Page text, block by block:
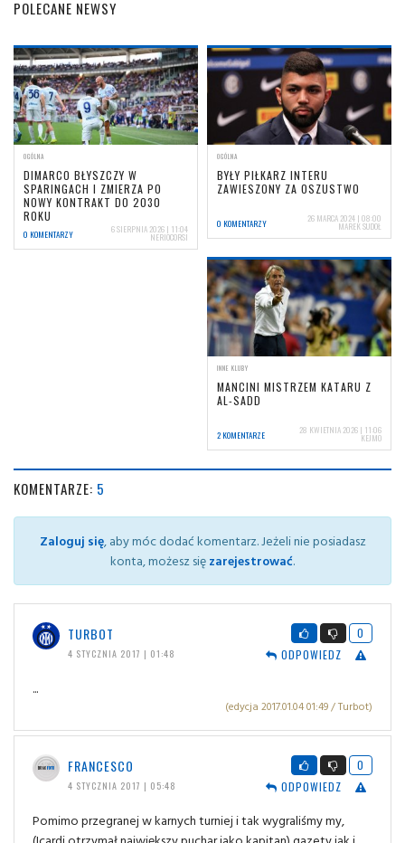
POLECANE NEWSY
OGÓLNA
DIMARCO BŁYSZCZY W
SPARINGACH I ZMIERZA PO
NOWY KONTRAKT DO 2030
ROKU
0 KOMENTARZY 6 SIERPNIA 2026 | 11:04
NERIOCORSI
OGÓLNA
BYŁY PIŁKARZ INTERU
ZAWIESZONY ZA OSZUSTWO
0 KOMENTARZY 26 MARCA 2024 | 08:00
MAREK SUDOŁ
INNE KLUBY
MANCINI MISTRZEM KATARU Z
AL-SADD
2 KOMENTARZE 28 KWIETNIA 2026 | 11:06
KEJMO
KOMENTARZE: 5
Zaloguj się, aby móc dodać komentarz. Jeżeli nie posiadasz
konta, możesz sięzarejestrować.
TURBOT
4 STYCZNIA 2017 | 01:48
0
ODPOWIEDZ
...
(edycja 2017.01.04 01:49 / Turbot)
FRANCESCO
4 STYCZNIA 2017 | 05:48
0
ODPOWIEDZ
Pomimo przegranej w karnych turniej i tak wygraliśmy my,